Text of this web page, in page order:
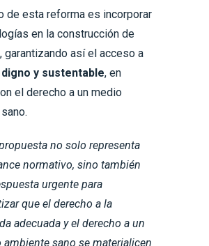
de esta reforma es incorporar
en la construcción de
garantizando así el acceso a
y sustentable, en
el derecho a un medio
no solo representa
normativo, sino también
urgente para
que el derecho a la
adecuada y el derecho a un
ambiente sano se materialicen